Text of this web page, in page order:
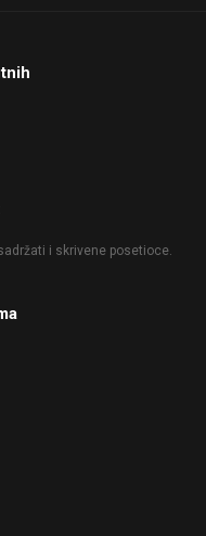
i skrivene posetioce.